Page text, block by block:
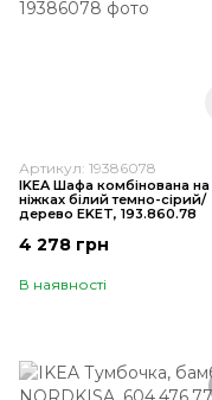
Артикул: 19386078
IKEA Шафа комбінована на
ніжках білий темно-сірий/
дерево EKET, 193.860.78
4 278 грн
В наявності